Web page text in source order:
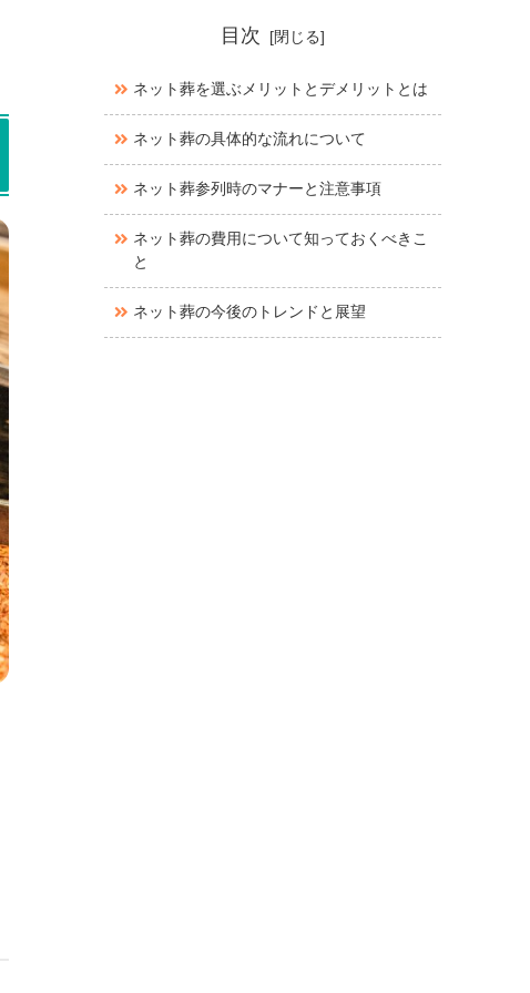
目次
ネット葬を選ぶメリットとデメリットとは
ネット葬の具体的な流れについて
ネット葬参列時のマナーと注意事項
ネット葬の費用について知っておくべきこ
と
ネット葬の今後のトレンドと展望